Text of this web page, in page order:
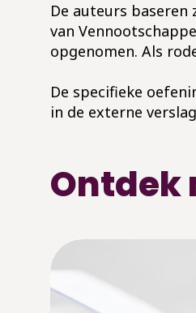
De auteurs
van
opgenomen. Als
De specifieke
in de externe
Ontdek